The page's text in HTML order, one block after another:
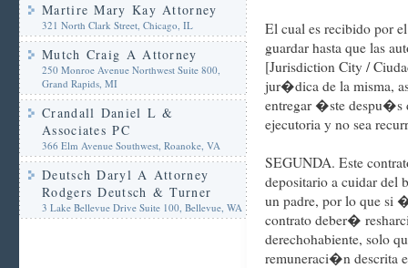
Martire Mary Kay Attorney
321 North Clark Street, Chicago, IL
Mutch Craig A Attorney
250 Monroe Avenue Northwest Suite 800,
Grand Rapids, MI
Crandall Daniel L &
Associates PC
366 Elm Avenue Southwest, Roanoke, VA
Deutsch Daryl A Attorney
Rodgers Deutsch & Turner
3 Lake Bellevue Drive Suite 100, Bellevue, WA
El cual es recibido por
guardar hasta que las
[Jurisdiction City /
jur�dica de la misma,
entregar �ste despu�s
ejecutoria y no sea
SEGUNDA. Este
depositario a cuidar del
un padre, por lo que si
contrato deber�
derechohabiente, solo
remuneraci�n descrita